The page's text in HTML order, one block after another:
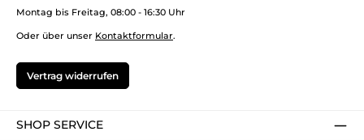
Montag bis Freitag, 08:00 - 16:30 Uhr
Oder über unser Kontaktformular.
Vertrag widerrufen
SHOP SERVICE